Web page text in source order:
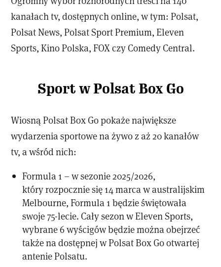
kanałach tv, dostępnych online, w tym: Polsat,
Polsat News, Polsat Sport Premium, Eleven
Sports, Kino Polska, FOX czy Comedy Central.
Sport w Polsat Box Go
Wiosną Polsat Box Go pokaże największe
wydarzenia sportowe na żywo z aż 20 kanałów
tv, a wśród nich:
Formula 1 – w sezonie 2025/2026,
który rozpocznie się 14 marca w australijskim
Melbourne, Formula 1 będzie świętowała
swoje 75-lecie. Cały sezon w Eleven Sports,
wybrane 6 wyścigów będzie można obejrzeć
także na dostępnej w Polsat Box Go otwartej
antenie Polsatu.